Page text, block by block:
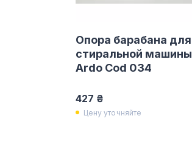
Опора барабана для
стиральной машины
Ardo Cod 034
427 ₴
Цену уточняйте